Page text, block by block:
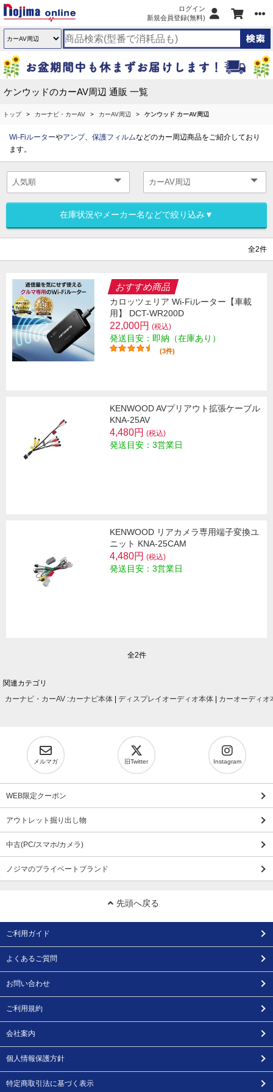
ログイン
新規会員登録(無料)
ケンウッドのカーAV周辺 通販 一覧
トップ カーナビ・カーAV カーAV周辺 ケンウッド カーAV周辺
Wi-Fiルーターやアンプ、 保護フィルムなどのカー周辺商品をご紹介しており
ます。
在庫状況やメーカー名などで絞り込み▼
全2件
おすすめ商品
カロッツェリア Wi-Fiルーター【車載
用】 DCT-WR200D
22,000円 (税込)
発送目安：即納（在庫あり）
(3件)
KENWOOD AVプリアウト拡張ケーブル
KNA-25AV
4,480円 (税込)
発送目安：3営業日
KENWOOD リアカメラ専用端子変換ユ
ニット KNA-25CAM
4,480円 (税込)
発送目安：3営業日
全2件
関連カテゴリ
カーナビ・カーAV :カーナビ本体 ディスプレイオーディオ本体 カーオーディオ
メルマガ 旧Twitter Instagram
WEB限定クーポン
アウトレット掘り出し物
中古(PC/スマホ/カメラ)
ノジマのプライベートブランド
先頭へ戻る
ご利用ガイド
よくあるご質問
お問い合わせ
ご利用規約
会社案内
個人情報保護方針
特定商取引法に基づく表示